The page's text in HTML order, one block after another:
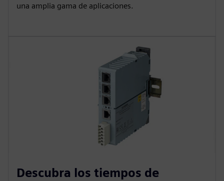
una amplia gama de aplicaciones.
Descubra los tiempos de